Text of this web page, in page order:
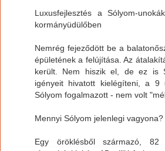
Luxusfejlesztés a Sólyom-
kormányüdülőben
Nemrég fejeződött be a
épületének a felújítása. Az
került. Nem hiszik el, de ez is
igényeit hivatott kielégíteni, a 9
Sólyom fogalmazott - nem volt
Mennyi Sólyom jelenlegi vagyona?
Egy öröklésből származó, 82